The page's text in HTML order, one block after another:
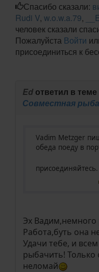
Спасибо сказали:
Rudi V, w.o.w.a.79,
человек сказали
Пожалуйста Войти
присоединиться к
Ed ответил в теме
Совместная
Vadim Metzger
обеда поеду в
присоединяйтесь.
Эх
Работа,буть она
Удачи тебе, и
рыбачить!
неломай